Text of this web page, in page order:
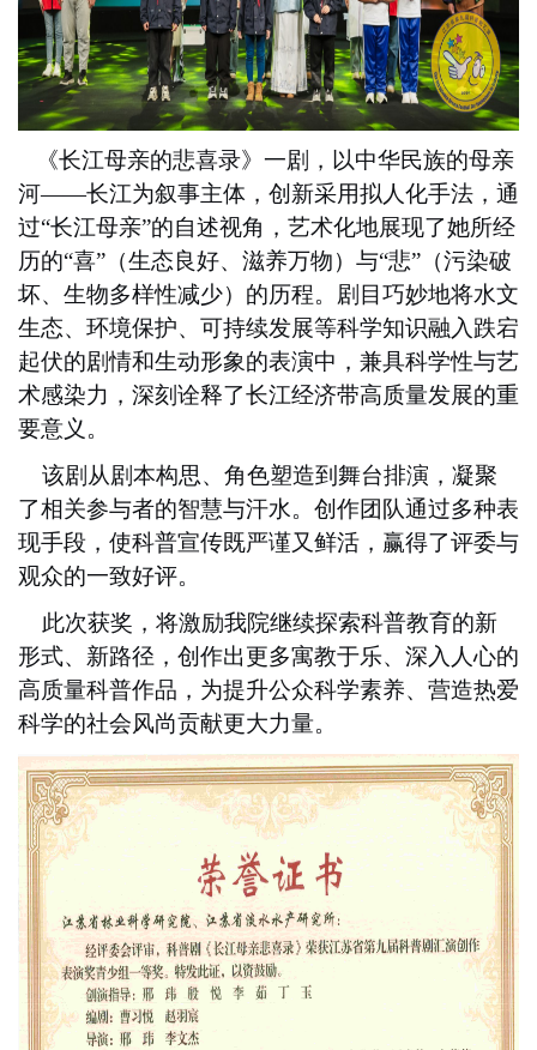
《长江母亲的悲喜录》一剧，以中华民族的母亲
河——长江为叙事主体，创新采用拟人化手法，通
过“长江母亲”的自述视角，艺术化地展现了她所经
历的“喜”（生态良好、滋养万物）与“悲”（污染破
坏、生物多样性减少）的历程。剧目巧妙地将水文
生态、环境保护、可持续发展等科学知识融入跌宕
起伏的剧情和生动形象的表演中，兼具科学性与艺
术感染力， 深刻诠释了长江经济带高质量发展的重
要意义。
该剧从剧本构思、角色塑造到舞台排演，凝聚
了相关参与者的智慧与汗水。创作团队通过多种表
现手段，使科普宣传既严谨又鲜活，赢得了评委与
观众的一致好评。
此次获奖，将激励我院继续探索科普教育的新
形式、新路径，创作出更多寓教于乐、深入人心的
高质量科普作品，为提升公众科学素养、营造热爱
科学的社会风尚贡献更大力量。